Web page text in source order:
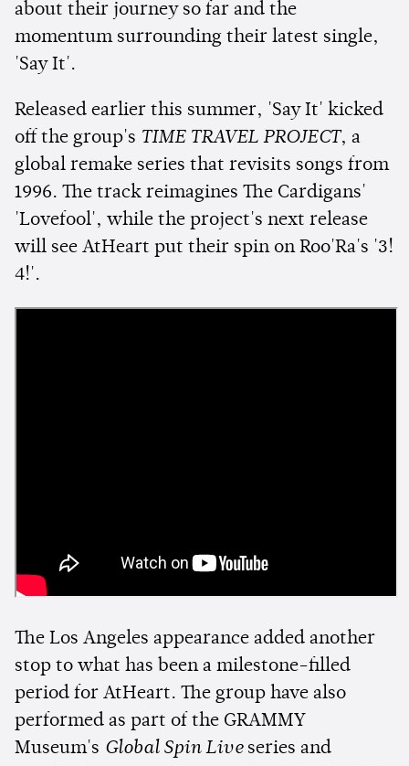
about their journey so far and the
momentum surrounding their latest single,
'Say It'.
Released earlier this summer, 'Say It' kicked
off the group's TIME TRAVEL PROJECT, a
global remake series that revisits songs from
1996. The track reimagines The Cardigans'
'Lovefool', while the project's next release
will see AtHeart put their spin on Roo'Ra's '3!
4!'.
The Los Angeles appearance added another
stop to what has been a milestone-filled
period for AtHeart. The group have also
performed as part of the GRAMMY
Museum's Global Spin Liveseries and